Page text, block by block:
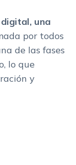
una
por todos
de las fases
lo que
y